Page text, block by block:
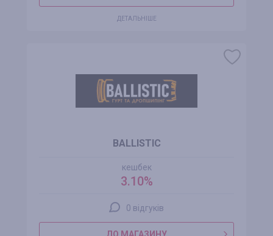
ДЕТАЛЬНІШЕ
BALLISTIC
кешбек
3.10%
0 відгуків